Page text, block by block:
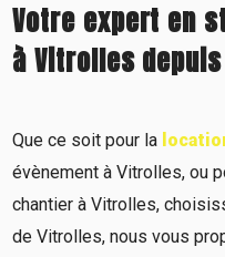
Votre expert en
à Vitrolles
Que ce soit pour la
évènement à Vitrolles, ou
chantier à Vitrolles,
de Vitrolles, nous vous